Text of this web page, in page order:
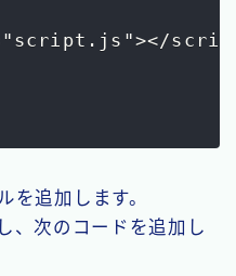
を追加します。
、次のコードを追加し